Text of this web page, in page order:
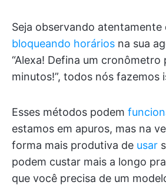
Seja observando atentamente
bloqueando horários na sua
“Alexa! Defina um cronômetro
minutos!”, todos nós fazemos
Esses métodos podem
estamos em apuros, mas na
forma mais produtiva de usar
podem custar mais a longo
que você precisa de um